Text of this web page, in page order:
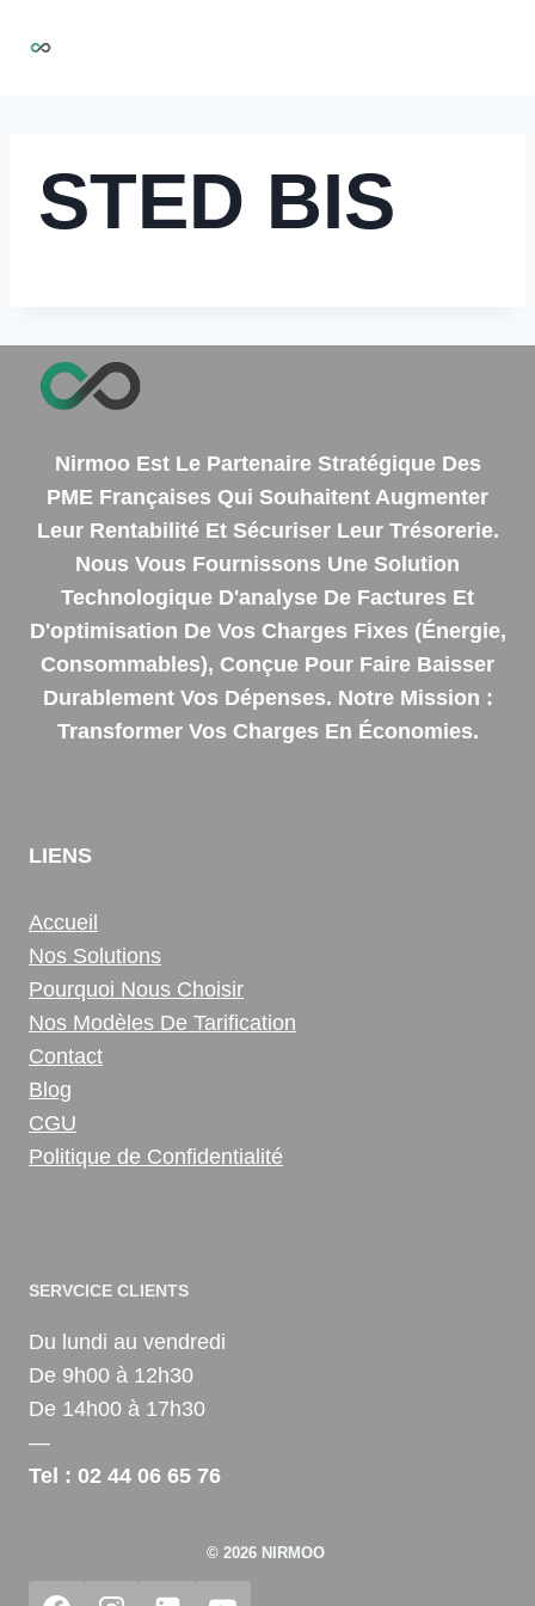
STED BIS
Nirmoo Est Le Partenaire Stratégique Des
PME Françaises Qui Souhaitent Augmenter
Leur Rentabilité Et Sécuriser Leur Trésorerie.
Nous Vous Fournissons Une Solution
Technologique D'analyse De Factures Et
D'optimisation De Vos Charges Fixes (énergie,
Consommables), Conçue Pour Faire Baisser
Durablement Vos Dépenses. Notre Mission :
Transformer Vos Charges En Économies.
LIENS
Accueil
Nos Solutions
Pourquoi Nous Choisir
Nos Modèles De Tarification
Contact
Blog
CGU
Politique de Confidentialité
SERVCICE CLIENTS
Du lundi au vendredi
De 9h00 à 12h30
De 14h00 à 17h30
—
Tel : 02 44 06 65 76
© 2026 NIRMOO